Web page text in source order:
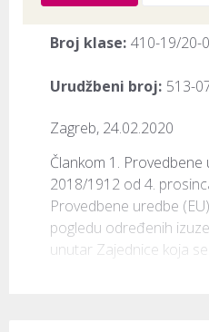
Broj klase: 410-19/20-
Urudžbeni broj: 513-
Zagreb, 24.02.2020
Člankom 1. Provedbene
2018/1912 od 4.
Provedbene uredbe
pogledu određenih
unutar Zajednice koja